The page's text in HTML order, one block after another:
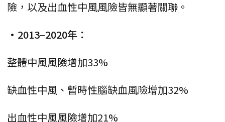
險，以及出血性中風風險皆無顯著關聯。
•2013–2020年：
整體中風風險增加33%
缺血性中風、暫時性腦缺血風險增加32%
出血性中風風險增加21%